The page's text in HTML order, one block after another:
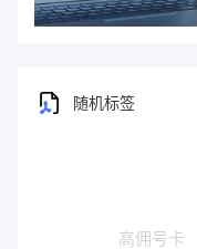
随机标签
高佣号卡